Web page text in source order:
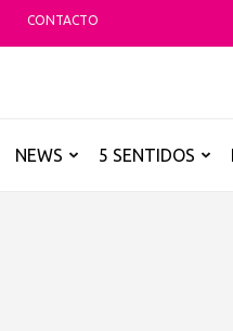
CONTACTO
NEWS 5 SENTIDOS